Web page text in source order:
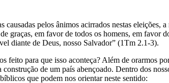
pelos ânimos acirrados nestas
graças, em favor de todos os homens, em
diante de Deus, nosso Salvador” (1Tm 2.1-3).
feito para que isso aconteça? Além de orarmos
de um país abençoado. Dentro dos
que podem nos orientar neste sentido: